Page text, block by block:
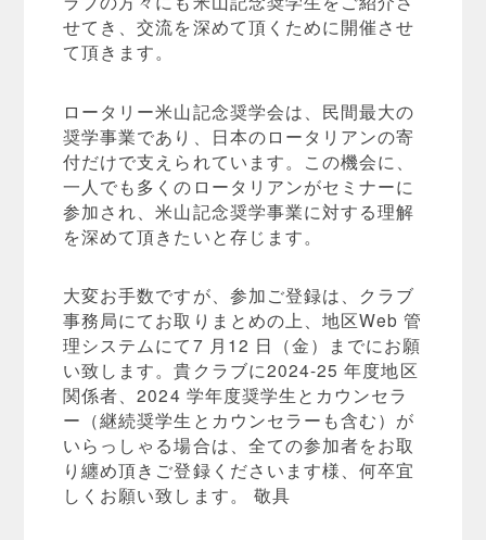
せてき、交流を深めて頂くために開催させ
て頂きます。
ロータリー米山記念奨学会は、民間最大の
奨学事業であり、日本のロータリアンの寄
付だけで支えられています。この機会に、
一人でも多くのロータリアンがセミナーに
参加され、米山記念奨学事業に対する理解
を深めて頂きたいと存じます。
大変お手数ですが、参加ご登録は、クラブ
事務局にてお取りまとめの上、地区Web 管
理システムにて7 月12 日（金）までにお願
い致します。貴クラブに2024-25 年度地区
関係者、2024 学年度奨学生とカウンセラ
ー（継続奨学生とカウンセラーも含む）が
いらっしゃる場合は、全ての参加者をお取
り纏め頂きご登録くださいます様、何卒宜
しくお願い致します。 敬具